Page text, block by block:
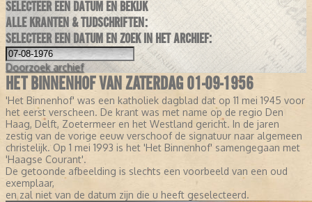
SELECTEER EEN DATUM EN BEKIJK
ALLE KRANTEN & TIJDSCHRIFTEN:
SELECTEER EEN DATUM EN ZOEK IN HET ARCHIEF:
Doorzoek archief
HET BINNENHOF VAN ZATERDAG 01-09-1956
'Het Binnenhof' was een katholiek dagblad dat op 11 mei 1945 voor
het eerst verscheen. De krant was met name op de regio Den
Haag, Delft, Zoetermeer en het Westland gericht. In de jaren
zestig van de vorige eeuw verschoof de signatuur naar algemeen
christelijk. Op 1 mei 1993 is het 'Het Binnenhof' samengegaan met
'Haagse Courant'.
De getoonde afbeelding is slechts een voorbeeld van een oud
exemplaar,
en zal niet van de datum zijn die u heeft geselecteerd.